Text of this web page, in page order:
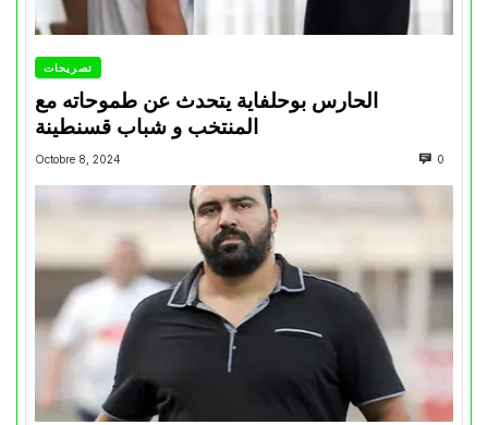
تصريحات
الحارس بوحلفاية يتحدث عن طموحاته مع
المنتخب و شباب قسنطينة
Octobre 8, 2024 0